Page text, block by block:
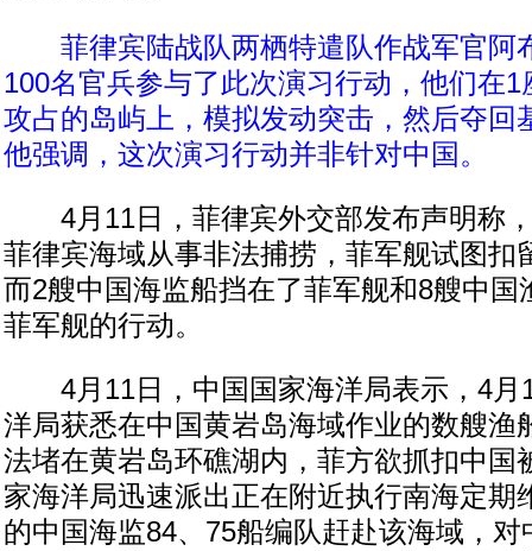
菲律宾陆战队两栖特遣队作战军官阿
100名官兵参与了此次演习行动，他们在
攻占的岛屿上，模拟发动突击，然后夺回
他强调，这次演习行动并非针对中国。
4月11日，菲律宾外交部发布声明称
菲律宾海域从事非法捕捞，菲军舰试图扣
而2艘中国海监船挡在了菲军舰和8艘中国
菲军舰的行动。
4月11日，中国国家海洋局表示，4月
洋局获悉在中国黄岩岛海域作业的数艘渔
法堵在黄岩岛环礁湖内，菲方欲抓扣中国
家海洋局迅速派出正在附近执行南海定期
的中国海监84、75船编队赶赴该海域，